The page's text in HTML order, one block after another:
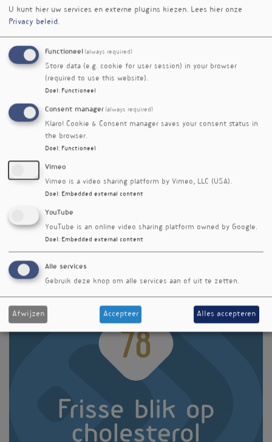
Visceraal en ectopisch
vet als maat voor riskant
nieuwsbrief nr. 305
Cardiovasculaire
weldaden van vitamine C
Levende microben en
weinig zitten
26nr. 6
dosis halveert
hartaanvalrisico
Paginering
U kunt hier uw services en externe plugins kiezen. Lees hier onze
Privacy beleid.
Functioneel (always required)
Store data (e.g. cookie for user session) in your browser
(required to use this website).
Doel : Functioneel
Consent manager (always required)
Klaro! Cookie & Consent manager saves your consent status in
the browser.
Doel : Functioneel
Vimeo
Vimeo is a video sharing platform by Vimeo, LLC (USA).
Doel : Embedded external content
YouTube
YouTube is an online video sharing platform owned by Google.
Doel : Embedded external content
Alle services
Gebruik deze knop om alle services aan of uit te zetten.
Afwijzen Accepteer Alles accepteren